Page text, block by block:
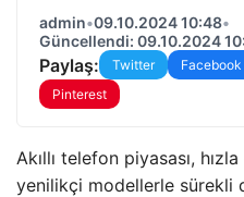
admin•09.10.2024 10:48•
Güncellendi: 09.10.2024
Paylaş: Twitter Facebook
Pinterest
Akıllı telefon piyasası,
yenilikçi modellerle sürekli